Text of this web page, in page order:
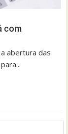
com
abertura das